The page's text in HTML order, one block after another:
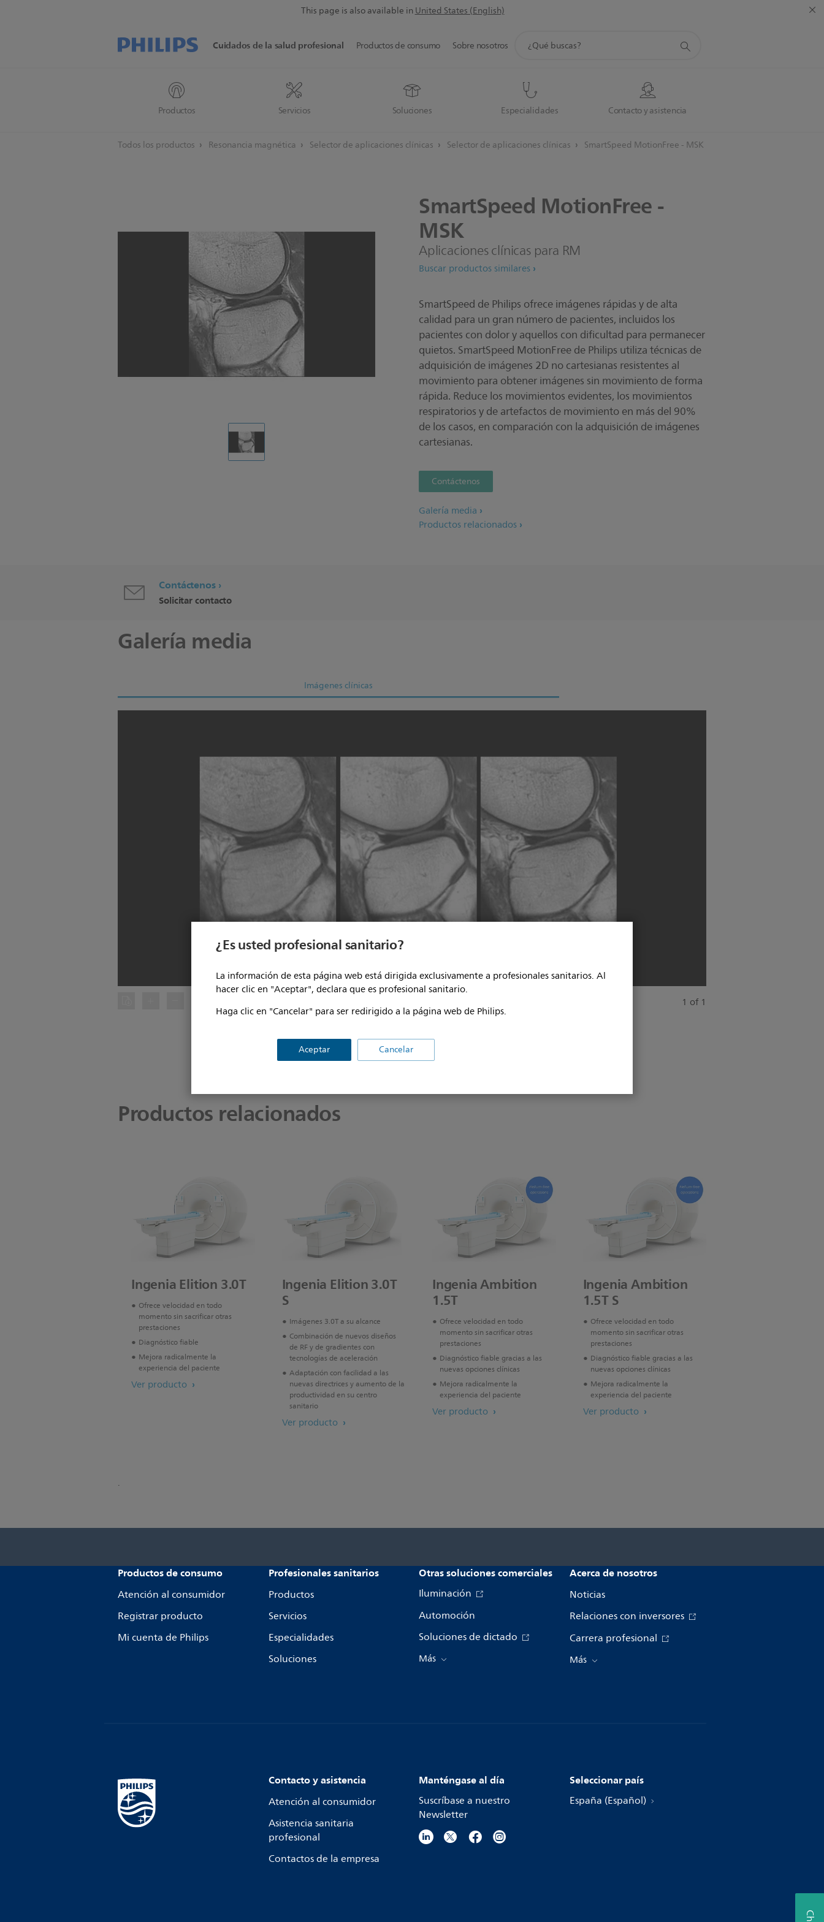
¿Es usted profesional sanitario?
La información de esta página web está dirigida exclusivamente a profesionales sanitarios. Al
hacer clic en "Aceptar", declara que es profesional sanitario.
Haga clic en "Cancelar" para ser redirigido a la página web de Philips.
Aceptar Cancelar
This page is also available inUnited States (English)
Cuidados de la salud profesional
Productos Servicios Soluciones Especialidades Contacto y asistencia
Productos de consumo Sobre nosotros
búsqueda
Todos los productos Resonancia magnética Selector de aplicaciones clínicas Selector de aplicaciones clínicas SmartSpeed MotionFree - MSK
SmartSpeed MotionFree-
MSK
Aplicaciones clínicas para RM
Buscar productos similares
SmartSpeed de Philips ofrece imágenes rápidas y de alta
calidad para un gran número de pacientes, incluidos los
pacientes con dolor y aquellos con dificultad para permanecer
quietos. SmartSpeed MotionFree de Philips utiliza técnicas de
adquisición de imágenes 2D no cartesianas resistentes al
movimiento para obtener imágenes sin movimiento de forma
rápida. Reduce los movimientos evidentes, los movimientos
respiratorios y de artefactos de movimiento en más del 90%
de los casos, en comparación con la adquisición de imágenes
cartesianas.
Contáctenos
Galería media
Productos relacionados
Contáctenos
Solicitar contacto
Galería media
Imágenes clínicas
1 of 1
Productos relacionados
Ingenia Elition 3.0T
Ofrece velocidad en todo
momento sin sacrificar otras
prestaciones
Diagnóstico fiable
Mejora radicalmente la
experiencia del paciente
Ver producto
Ingenia Elition 3.0T
S
Imágenes 3.0T a su alcance
Combinación de nuevos diseños
de RF y de gradientes con
tecnologías de aceleración
Adaptación con facilidad a las
nuevas directrices y aumento de la
productividad en su centro
sanitario
Ver producto
Ingenia Ambition
1.5T
Ofrece velocidad en todo
momento sin sacrificar otras
prestaciones
Diagnóstico fiable gracias a las
nuevas opciones clínicas
Mejora radicalmente la
experiencia del paciente
Ver producto
Ingenia Ambition
1.5T S
Ofrece velocidad en todo
momento sin sacrificar otras
prestaciones
Diagnóstico fiable gracias a las
nuevas opciones clínicas
Mejora radicalmente la
experiencia del paciente
Ver producto
.
Productos de consumo
Atención al consumidor
Registrar producto
Mi cuenta de Philips
Profesionales sanitarios
Productos
Servicios
Especialidades
Soluciones
Otras soluciones comerciales
Iluminación
Automoción
Soluciones de dictado
Más
Acerca de nosotros
Noticias
Relaciones con inversores
Carrera profesional
Más
Contacto y asistencia
Atención al consumidor
Asistencia sanitaria
profesional
Contactos de la empresa
Manténgase al día
Suscríbase a nuestro
Newsletter
Seleccionar país
España (Español)